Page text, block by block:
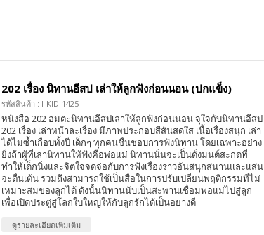
202 เรื่อง นิทานอีสป เล่าให้ลูกฟังก่อนนอน (ปกแข็ง)
รหัสสินค้า : I-KID-1425
หนังสือ 202 อมตะนิทานอีสปเล่าให้ลูกฟังก่อนนอน จุใจกับนิทานอีสป
202 เรื่อง เล่าหน้าละเรื่อง มีภาพประกอบสีสันสดใส เนื้อเรื่องสนุก เล่า
ได้ไม่ซ้ำเกือบทั้งปี เด็กๆ ทุกคนชื่นชอบการฟังนิทาน โดยเฉพาะอย่าง
ยิ่งถ้าผู้ที่เล่านิทานให้ฟังคือพ่อแม่ นิทานนั่นจะเป็นดั่งมนต์สะกดที่
ทำให้เด็กนิ่งและจิตใจจดจ่อกับการฟังเรื่องราวอันสนุกสนานและแสน
จะตื่นเต้น รวมถึงสามารถใช้เป็นสื่อในการปรับเปลี่ยนพฤติกรรมที่ไม่
เหมาะสมของลูกได้ ดังนั้นนิทานนับเป็นสะพานเชื่อมพ่อแม่ไปสู่ลูก
เพื่อเปิดประตู่สู่โลกใบใหญ่ให้กับลูกรักได้เป็นอย่างดี
ดูรายละเอียดเพิ่มเติม